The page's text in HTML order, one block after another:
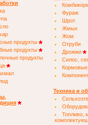
продукты
продукты
продукты
Фураж
Шрот
Жмых
Жом
Отруби
Дрожжи
Силос,
Техника и
Топливо,